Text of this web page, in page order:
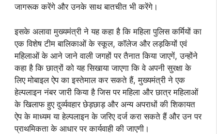
जागरूक करेंगे और उनके साथ बातचीत भी करेंगे।
इसके अलावा मुख्यमंत्री ने यह कहा है कि महिला पुलिस कर्मियों का
एक विशेष टीम बालिकाओं के स्कूल, कॉलेज और लड़कियों एवं
महिलाओं के आने जाने वाली जगहों पर तैनात किया जाएगें, उन्होंने
कहा है कि छात्रों को यह सिखाया जाएगा कि वे अपनी सुरक्षा के
लिए मोबाइल ऐप का इस्तेमाल कर सकते हैं, मुख्यमंत्री ने एक
हेल्पलाइन नंबर जारी किया है जिस पर महिला और छात्र महिलाओं
के खिलाफ हुए दुर्व्यवहार छेड़छाड़ और अन्य अपराधों की शिकायत
ऐप के माध्यम या हेल्पलाइन के जरिए दर्ज करा सकते हैं और उन पर
प्राथमिकता के आधार पर कार्यवाही की जाएगी।